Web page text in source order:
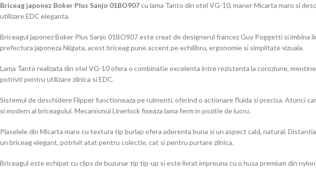
Briceag japonez Boker Plus Sanjo 01BO907cu lama Tanto din otel VG-10, maner Micarta maro si
utilizare EDC eleganta.
Briceagul japonez Boker Plus Sanjo 01BO907 este creat de designerul francez Guy Poggetti si
prefectura japoneza Niigata, acest briceag pune accent pe echilibru, ergonomie si simplitate vizuala.
Lama Tanto realizata din otel VG-10 ofera o combinatie excelenta intre rezistenta la coroziune,
potrivit pentru utilizare zilnica si EDC.
Sistemul de deschidere Flipper functioneaza pe rulmenti, oferind o actionare fluida si precisa. Atunci
si modern al briceagului. Mecanismul Linerlock fixeaza lama ferm in pozitie de lucru.
Plaselele din Micarta maro cu textura tip burlap ofera aderenta buna si un aspect cald, natural.
un briceag elegant, potrivit atat pentru colectie, cat si pentru purtare zilnica.
Briceagul este echipat cu clips de buzunar tip tip-up si este livrat impreuna cu o husa premium din